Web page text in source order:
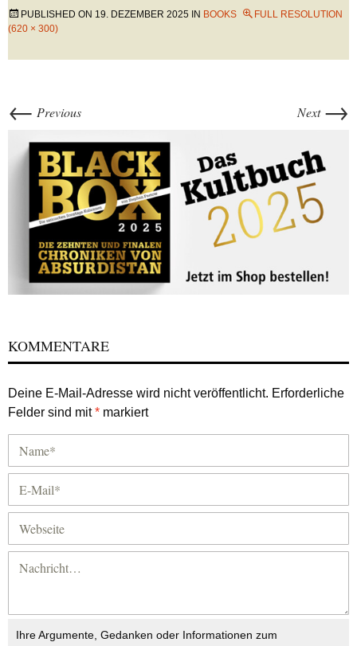
PUBLISHED ON 19. DEZEMBER 2025 IN BOOKS
FULL RESOLUTION
(620 × 300)
← Previous Next →
KOMMENTARE
Deine E-Mail-Adresse wird nicht veröffentlicht. Erforderliche
Felder sind mit* markiert
Ihre Argumente, Gedanken oder Informationen zum